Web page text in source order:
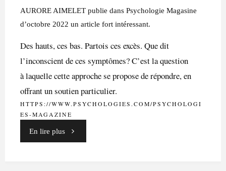
AURORE AIMELET publie dans Psychologie Magasine
d’octobre 2022 un article fort intéressant.
Des hauts, ces bas. Partois ces excès. Que dit
l’inconscient de ces symptômes? C’est la question
à laquelle cette approche se propose de répondre, en
offrant un soutien particulier.
HTTPS://WWW.PSYCHOLOGIES.COM/PSYCHOLOGI
ES-MAGAZINE
En lire plus"Réguler